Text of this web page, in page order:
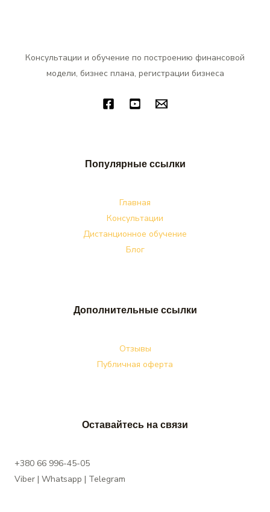
Консультации и обучение по построению финансовой
модели, бизнес плана, регистрации бизнеса
Популярные ссылки
Главная
Консультации
Дистанционное обучение
Блог
Дополнительные ссылки
Отзывы
Публичная оферта
Оставайтесь на связи
+380 66 996-45-05
Viber | Whatsapp | Telegram